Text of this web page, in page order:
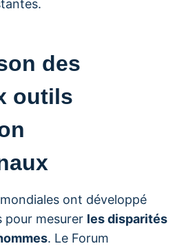
des
outils
ont développé
pour mesurer les disparités
. Le Forum